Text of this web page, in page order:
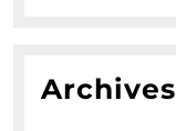
Archives